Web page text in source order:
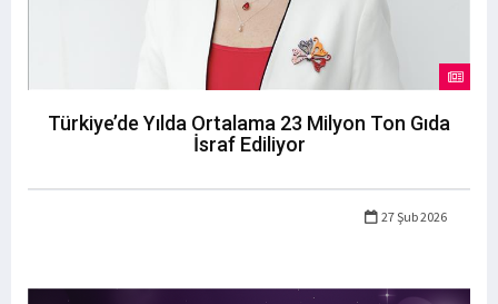
Türkiye’de Yılda Ortalama 23 Milyon Ton Gıda
İsraf Ediliyor
27 Şub 2026